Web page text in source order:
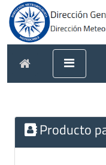
Producto